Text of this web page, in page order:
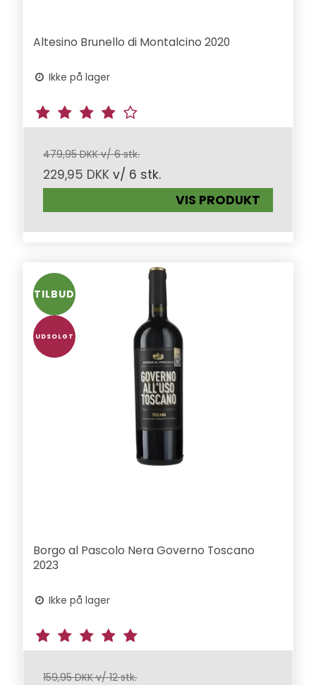
Altesino Brunello di Montalcino 2020
Ikke på lager
479,95 DKK v/ 6 stk.
229,95 DKK v/ 6 stk.
VIS PRODUKT
TILBUD
UDSOLGT
Borgo al Pascolo Nera Governo Toscano
2023
Ikke på lager
159,95 DKK v/ 12 stk.